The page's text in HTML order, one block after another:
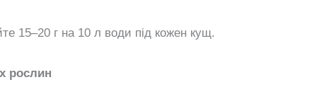
15–20 г на 10 л води під кожен кущ.
рослин